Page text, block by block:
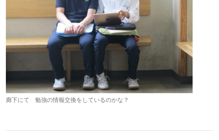
廊下にて 勉強の情報交換をしているのかな？